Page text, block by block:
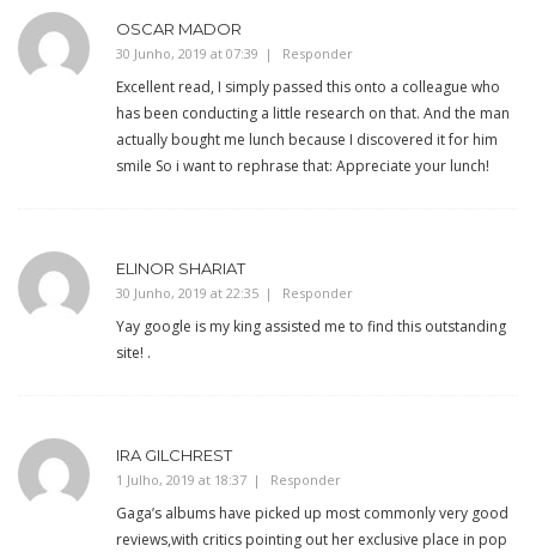
OSCAR MADOR
30 Junho, 2019 at 07:39 Responder
Excellent read, I simply passed this onto a colleague who
has been conducting a little research on that. And the man
actually bought me lunch because I discovered it for him
smile So i want to rephrase that: Appreciate your lunch!
ELINOR SHARIAT
30 Junho, 2019 at 22:35 Responder
Yay google is my king assisted me to find this outstanding
site! .
IRA GILCHREST
1 Julho, 2019 at 18:37 Responder
Gaga’s albums have picked up most commonly very good
reviews,with critics pointing out her exclusive place in pop